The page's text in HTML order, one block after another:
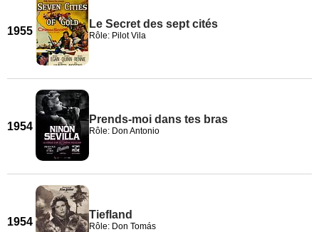
1955
Le Secret des sept cités
Rôle: Pilot Vila
1954
Prends-moi dans tes bras
Rôle: Don Antonio
1954
Tiefland
Rôle: Don Tomás